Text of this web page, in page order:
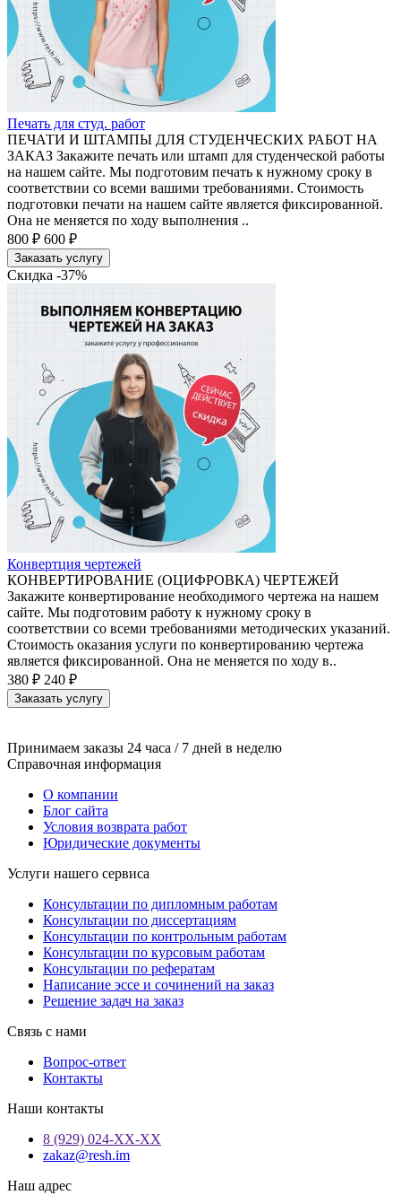
Печать для студ. работ
ПЕЧАТИ И ШТАМПЫ ДЛЯ СТУДЕНЧЕСКИХ РАБОТ НА
ЗАКАЗ Закажите печать или штамп для студенческой работы
на нашем сайте. Мы подготовим печать к нужному сроку в
соответствии со всеми вашими требованиями. Стоимость
подготовки печати на нашем сайте является фиксированной.
Она не меняется по ходу выполнения ..
800 ₽ 600 ₽
Заказать услугу
Скидка -37%
Конвертция чертежей
КОНВЕРТИРОВАНИЕ (ОЦИФРОВКА) ЧЕРТЕЖЕЙ
Закажите конвертирование необходимого чертежа на нашем
сайте. Мы подготовим работу к нужному сроку в
соответствии со всеми требованиями методических указаний.
Стоимость оказания услуги по конвертированию чертежа
является фиксированной. Она не меняется по ходу в..
380 ₽ 240 ₽
Заказать услугу
Принимаем заказы 24 часа / 7 дней в неделю
Справочная информация
О компании
Блог сайта
Условия возврата работ
Юридические документы
Услуги нашего сервиса
Консультации по дипломным работам
Консультации по диссертациям
Консультации по контрольным работам
Консультации по курсовым работам
Консультации по рефератам
Написание эссе и сочинений на заказ
Решение задач на заказ
Связь с нами
Вопрос-ответ
Контакты
Наши контакты
8 (929) 024-ХХ-ХХ
zakaz@resh.im
Наш адрес